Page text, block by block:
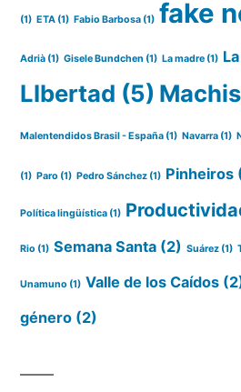
(1) ETA (1) Fabio Barbosa (1) fake
Adrià (1) Gisele Bundchen (1) La madre (1)
LIbertad (5)
Malentendidos Brasil - España (1) Navarra (1)
(1) Paro (1) Pedro Sánchez (1) Pinheiros
Política lingüística (1)
Rio (1) Semana Santa (2) Suárez (1)
Unamuno (1) Valle de los Caídos
género (2)